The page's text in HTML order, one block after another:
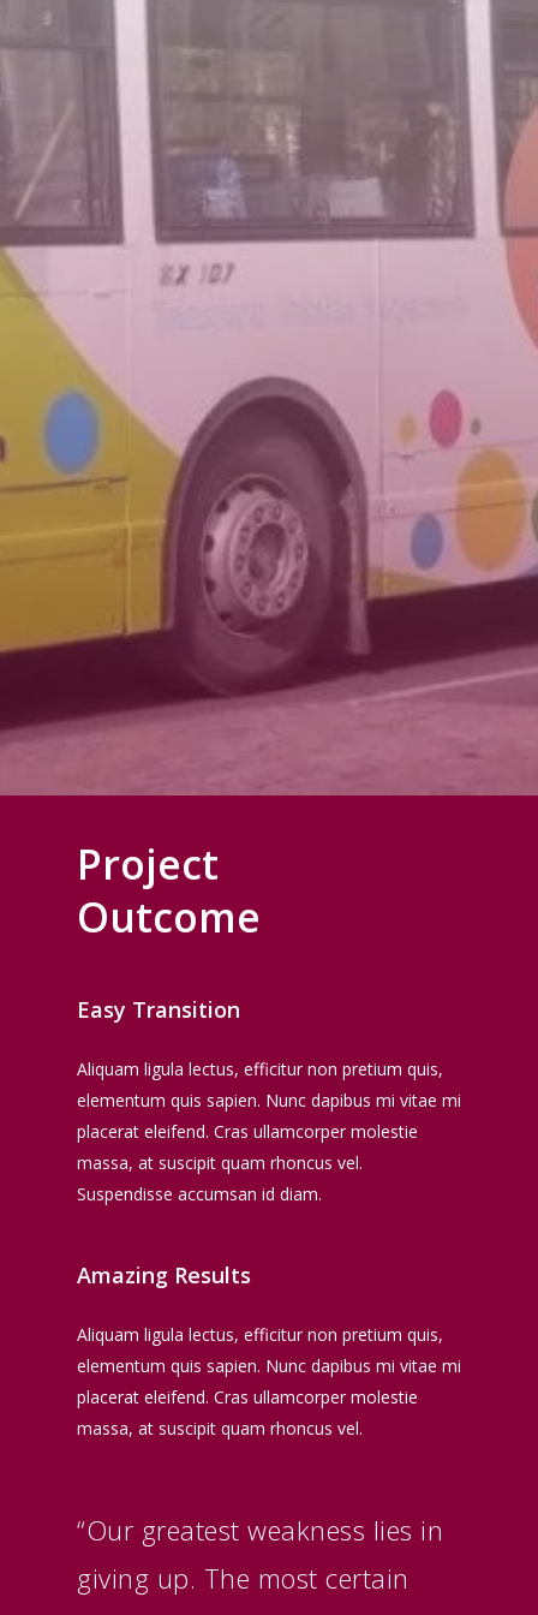
Project
Outcome
Easy Transition
Aliquam ligula lectus, efficitur non pretium quis,
elementum quis sapien. Nunc dapibus mi vitae mi
placerat eleifend. Cras ullamcorper molestie
massa, at suscipit quam rhoncus vel.
Suspendisse accumsan id diam.
Amazing Results
Aliquam ligula lectus, efficitur non pretium quis,
elementum quis sapien. Nunc dapibus mi vitae mi
placerat eleifend. Cras ullamcorper molestie
massa, at suscipit quam rhoncus vel.
“Our greatest weakness lies in
giving up. The most certain